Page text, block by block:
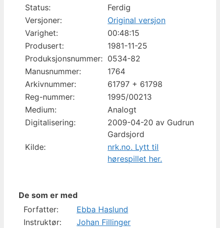
Status:
Ferdig
Versjoner:
Original versjon
Varighet:
00:48:15
Produsert:
1981-11-25
Produksjonsnummer: 0534-82
Manusnummer:
1764
Arkivnummer:
61797 + 61798
Reg-nummer:
1995/00213
Medium:
Analogt
Digitalisering:
2009-04-20 av Gudrun
Gardsjord
Kilde:
nrk.no. Lytt til
hørespillet her.
De som er med
Forfatter:
Ebba Haslund
Instruktør:
Johan Fillinger